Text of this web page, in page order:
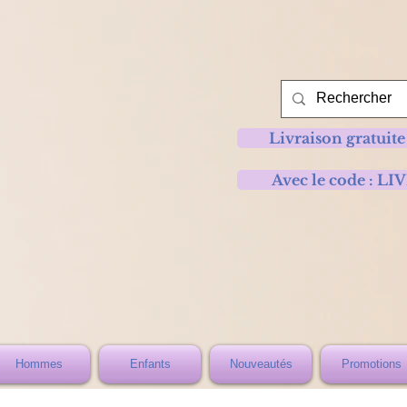
Livraison gratuite
Avec le code :
Hommes Enfants Nouveautés Promotions